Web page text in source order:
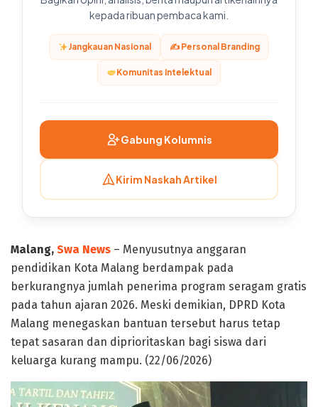
kepada ribuan pembaca kami.
Jangkauan Nasional ✍️ Personal Branding
Komunitas Intelektual
Gabung Kolumnis
Kirim Naskah Artikel
Malang, Swa News – Menyusutnya anggaran
pendidikan Kota Malang berdampak pada
berkurangnya jumlah penerima program seragam gratis
pada tahun ajaran 2026. Meski demikian, DPRD Kota
Malang menegaskan bantuan tersebut harus tetap
tepat sasaran dan diprioritaskan bagi siswa dari
keluarga kurang mampu. (22/06/2026)